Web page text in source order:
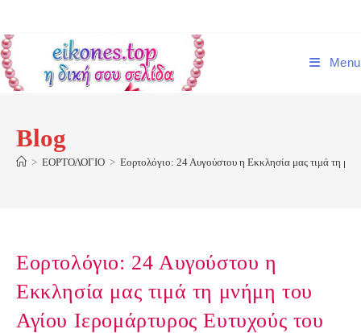
content
Menu
Blog
> ΕΟΡΤΟΛΟΓΙΟ > Εορτολόγιο: 24 Αυγούστου η Εκκλησία μας τιμά τη
Εορτολόγιο: 24 Αυγούστου η
Εκκλησία μας τιμά τη μνήμη του
Αγίου Ιερομάρτυρος Ευτυχούς του